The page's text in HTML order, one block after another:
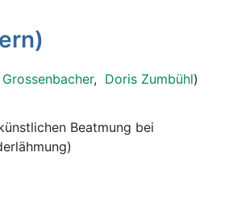
, Doris Zumbühl)
Beatmung bei